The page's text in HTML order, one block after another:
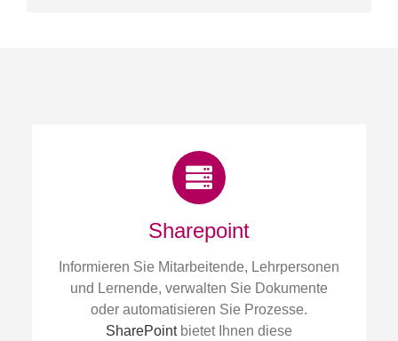
Sharepoint
Informieren Sie Mitarbeitende, Lehrpersonen
und Lernende, verwalten Sie Dokumente
oder automatisieren Sie Prozesse.
SharePointbietet Ihnen diese